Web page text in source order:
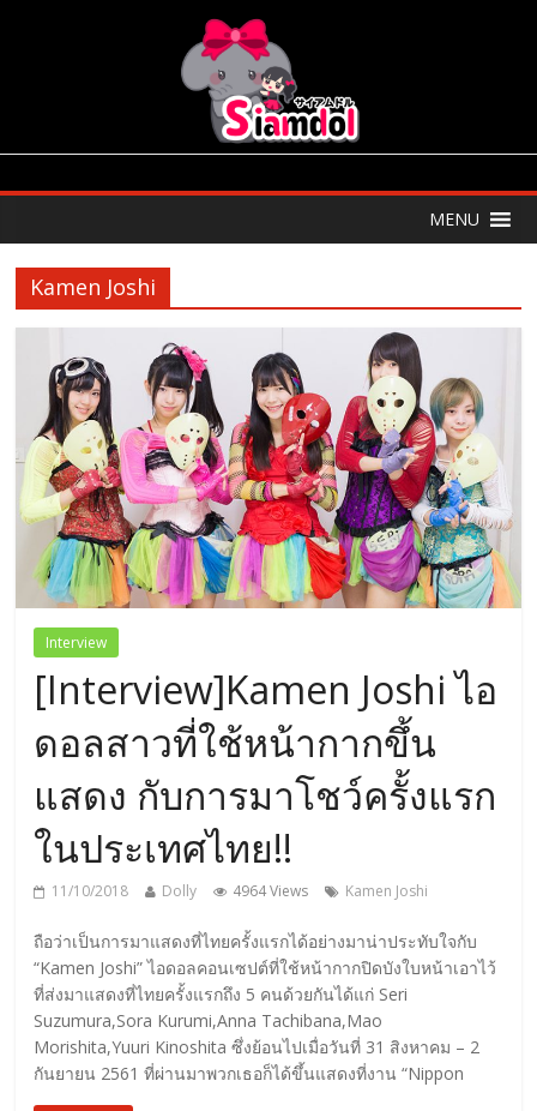
MENU
Kamen Joshi
Interview
[Interview]Kamen Joshi ไอ
ดอลสาวที่ใช้หน้ากากขึ้น
แสดง กับการมาโชว์ครั้งแรก
ในประเทศไทย!!
11/10/2018 Dolly 4964 Views Kamen Joshi
ถือว่าเป็นการมาแสดงที่ไทยครั้งแรกได้อย่างมาน่าประทับใจกับ
“Kamen Joshi” ไอดอลคอนเซปต์ที่ใช้หน้ากากปิดบังใบหน้าเอาไว้
ที่ส่งมาแสดงที่ไทยครั้งแรกถึง 5 คนด้วยกันได้แก่ Seri
Suzumura,Sora Kurumi,Anna Tachibana,Mao
Morishita,Yuuri Kinoshita ซึ่งย้อนไปเมื่อวันที่ 31 สิงหาคม – 2
กันยายน 2561 ที่ผ่านมาพวกเธอก็ได้ขึ้นแสดงที่งาน “Nippon